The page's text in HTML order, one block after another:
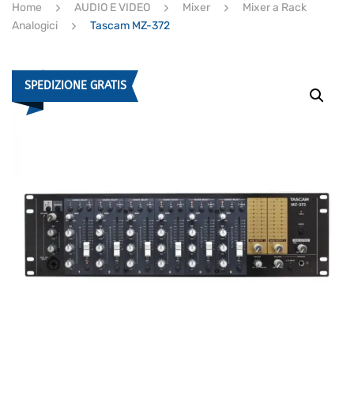
ULTIMI ARRIVI
Home AUDIO E VIDEO Mixer
Mixer a Rack
Analogici
Tascam MZ-372
SPEDIZIONE GRATIS